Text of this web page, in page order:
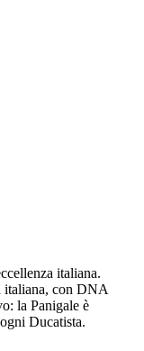
italiana.
italiana, con DNA
la Panigale è
Ducatista.